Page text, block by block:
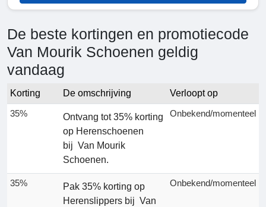
De beste kortingen en promotiecode
Van Mourik Schoenen geldig
vandaag
Korting De omschrijving
Verloopt op
35%
Ontvang tot 35% korting
op Herenschoenen
bij Van Mourik
Schoenen.
Onbekend/momenteel
35%
Pak 35% korting op
Herenslippers bij Van
Onbekend/momenteel